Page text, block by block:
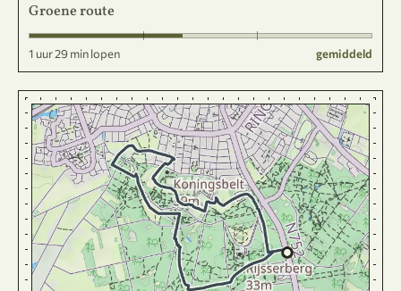
Groene route
1 uur 29 min lopen gemiddeld